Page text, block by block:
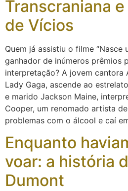
Transcraniana
de Vícios
Quem já assistiu o filme “Nasce
ganhador de inúmeros prêmios
interpretação? A jovem cantora
Lady Gaga, ascende ao
e marido Jackson Maine,
Cooper, um renomado artista
problemas com o álcool e caí
Enquanto
voar: a história
Dumont